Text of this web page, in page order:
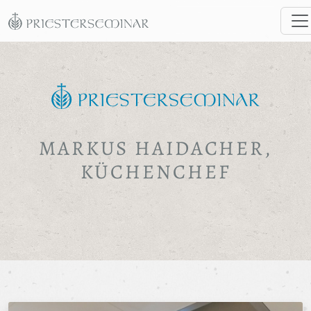
MARKUS HAIDACHER,
KÜCHENCHEF